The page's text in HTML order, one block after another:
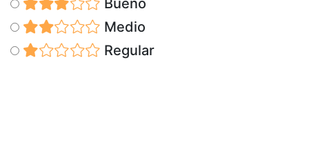
Bueno
Medio
Regular